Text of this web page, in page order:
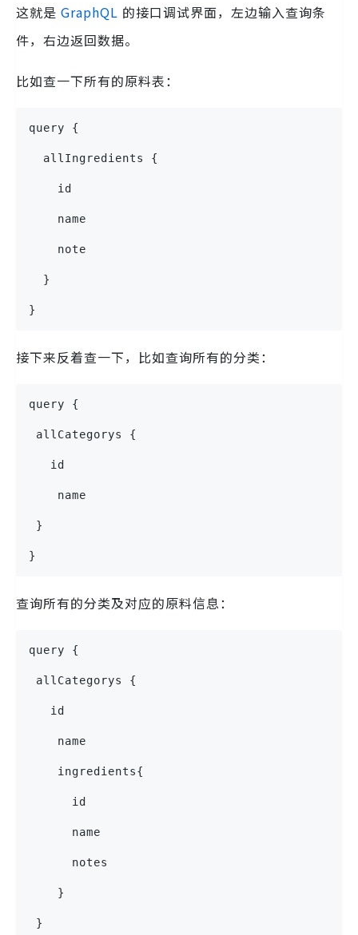
这就是 GraphQL 的接口调试界面，左边输入查询条
件，右边返回数据。
比如查一下所有的原料表：
query {
  allIngredients {
    id
    name
    note
  }
}
接下来反着查一下，比如查询所有的分类：
query {
allCategorys {
   id
    name
}
}
查询所有的分类及对应的原料信息：
query {
allCategorys {
   id
    name
    ingredients{
      id
      name
      notes
    }
}